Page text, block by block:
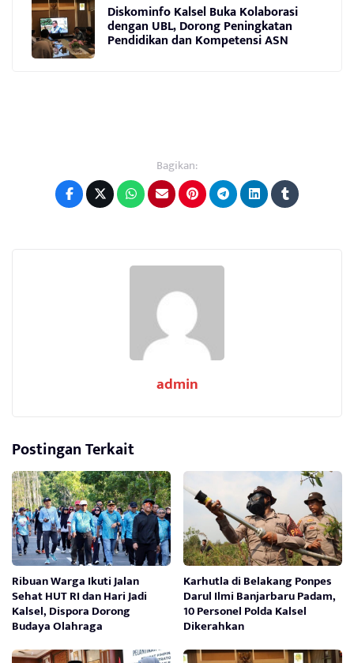
Diskominfo Kalsel Buka Kolaborasi
dengan UBL, Dorong Peningkatan
Pendidikan dan Kompetensi ASN
Bagikan:
admin
Postingan Terkait
Ribuan Warga Ikuti Jalan
Sehat HUT RI dan Hari Jadi
Kalsel, Dispora Dorong
Budaya Olahraga
Karhutla di Belakang Ponpes
Darul Ilmi Banjarbaru Padam,
10 Personel Polda Kalsel
Dikerahkan